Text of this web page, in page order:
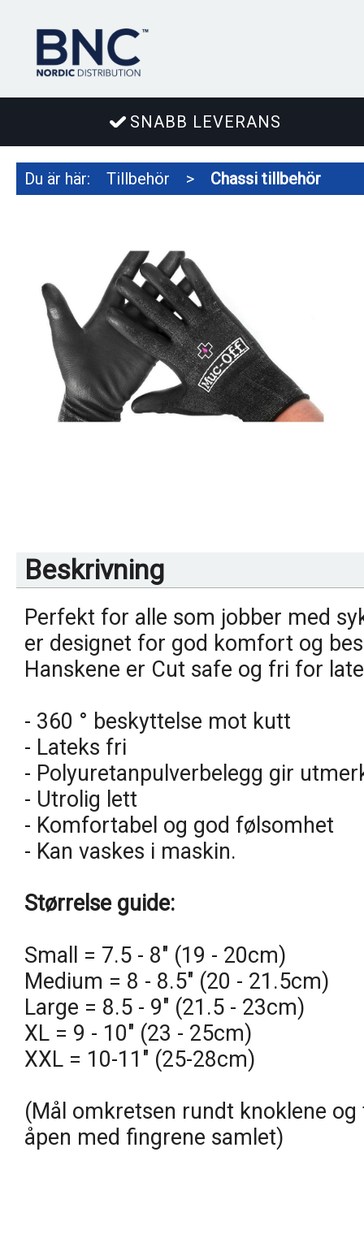
SNABB LEVERANS
Du är här: Tillbehör > Chassi tillbehör
Beskrivning
Perfekt for alle som jobber med
er designet for god komfort og
Hanskene er Cut safe og fri for
- 360 ° beskyttelse mot kutt
- Lateks fri
- Polyuretanpulverbelegg gir
- Utrolig lett
- Komfortabel og god følsomhet
- Kan vaskes i maskin.
Størrelse guide:
Small = 7.5 - 8" (19 - 20cm)
Medium = 8 - 8.5" (20 - 21.5cm)
Large = 8.5 - 9" (21.5 - 23cm)
XL = 9 - 10" (23 - 25cm)
XXL = 10-11" (25-28cm)
(Mål omkretsen rundt knoklene
åpen med fingrene samlet)